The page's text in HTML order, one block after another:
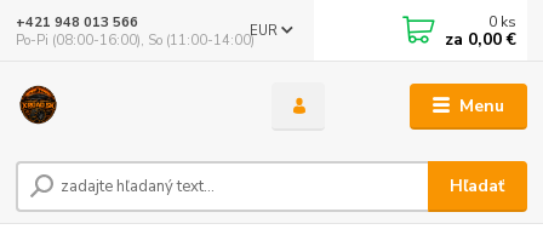
Menu
EUR
Hľadať
+421 948 013 566
Po-Pi (08:00-16:00), So (11:00-14:00)
0 ks
za 0,00 €